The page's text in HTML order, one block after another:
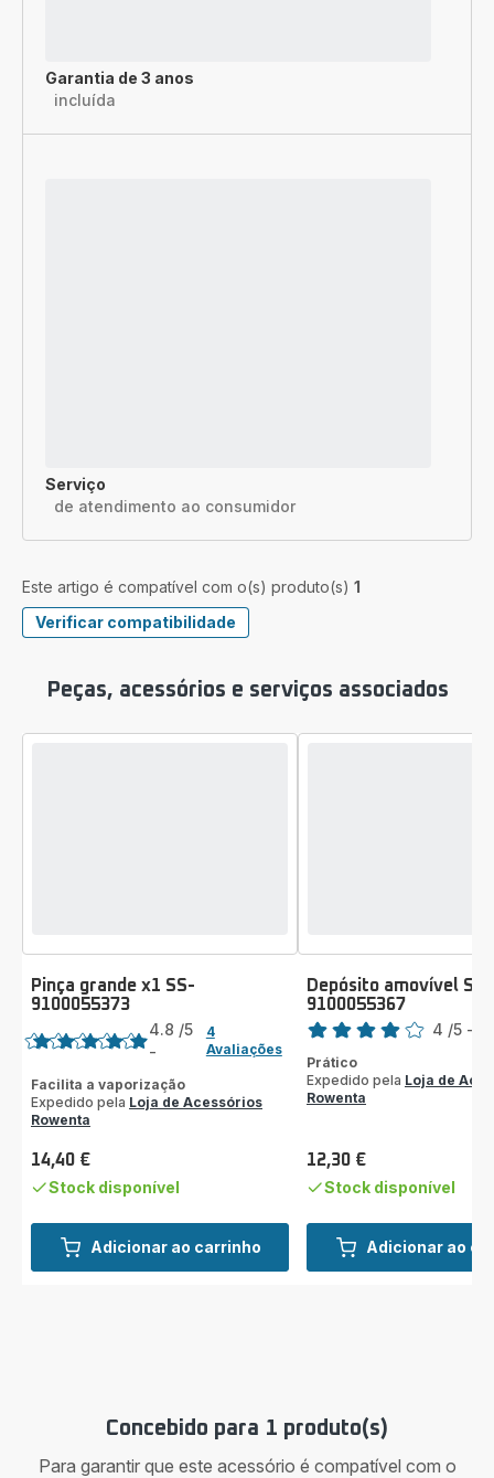
Garantia de 3 anos
incluída
Serviço
de atendimento ao consumidor
Este artigo é compatível com o(s) produto(s) 1
Verificar compatibilidade
Peças, acessórios e serviços associados
Adicionar ao carrinho
Pinça grande x1 SS-
9100055373
Classificação
4.8 /5
-
4
Avaliações
Facilita a vaporização
Expedido pela Loja de Acessórios
Rowenta
Preço
14,40 €
Stock disponível
Adicionar ao
Depósito amovível SS-
9100055367
Classificação
de
quatro
4 /5 -
Prático
Expedido pela Loja de
Rowenta
Preço
12,30 €
Stock disponível
Concebido para 1 produto(s)
Para garantir que este acessório é compatível com o